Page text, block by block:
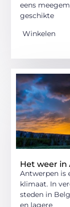
eens
geschikte
Winkelen
Het weer
Antwerpen is
klimaat. In
steden in
en lagere